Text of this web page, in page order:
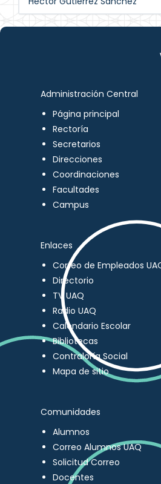
Administración Central
Página principal
Rectoría
Secretarios
Direcciones
Coordinaciones
Facultades
Campus
Enlaces
Correo de Empleados
Directorio
TV UAQ
Radio UAQ
Calendario Escolar
Bibliotecas
Contraloría Social
Mapa de sitio
Comunidades
Alumnos
Correo Alumnos UAQ
Solicitud Correo
Docentes